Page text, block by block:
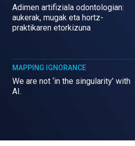
Adimen artifiziala odontologian:
aukerak, mugak eta hortz-
praktikaren etorkizuna
MAPPING IGNORANCE
We are not ‘in the singularity’ with
AI.